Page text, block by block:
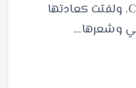
غلاف CR Fashion Book. ولفتت كعادتها
وشعرها…